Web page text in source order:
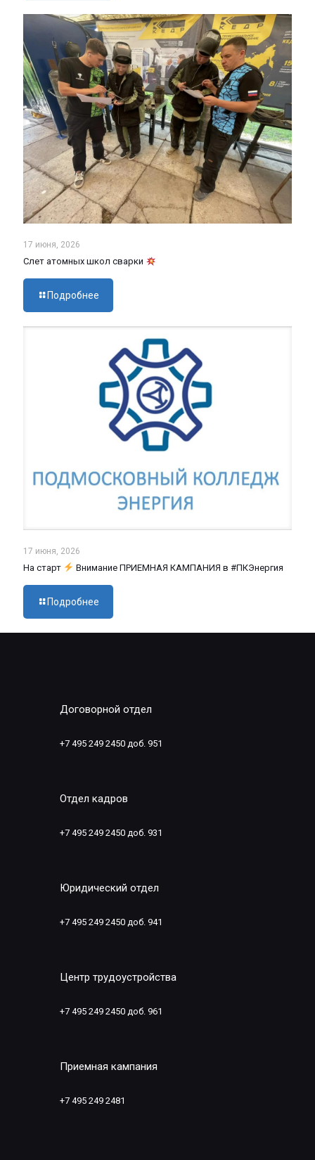
17 июня, 2026
Слет атомных школ сварки
Подробнее
17 июня, 2026
На старт Внимание ПРИЕМНАЯ КАМПАНИЯ в #ПКЭнергия
Подробнее
Договорной отдел
+7 495 249 2450 доб. 951
Отдел кадров
+7 495 249 2450 доб. 931
Юридический отдел
+7 495 249 2450 доб. 941
Центр трудоустройства
+7 495 249 2450 доб. 961
Приемная кампания
+7 495 249 2481